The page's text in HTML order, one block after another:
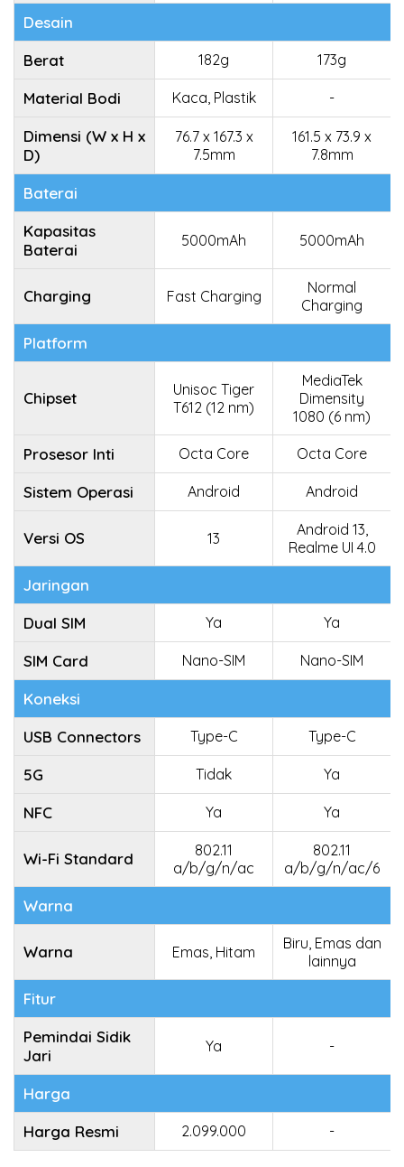
Desain
Berat
182g 173g
Material Bodi Kaca, Plastik -
Dimensi (W x H x
D)
76.7 x 167.3 x
7.5mm
161.5 x 73.9 x
7.8mm
Baterai
Kapasitas
Baterai
5000mAh 5000mAh
Charging Fast Charging
Normal
Charging
Platform
Chipset
Unisoc Tiger
T612 (12 nm)
MediaTek
Dimensity
1080 (6 nm)
Prosesor Inti Octa Core Octa Core
Sistem Operasi Android Android
Versi OS 13
Android 13,
Realme UI 4.0
Jaringan
Dual SIM
Ya Ya
SIM Card Nano-SIM Nano-SIM
Koneksi
USB Connectors
Type-C Type-C
5G Tidak Ya
NFC Ya Ya
Wi-Fi Standard
802.11
a/b/g/n/ac
802.11
a/b/g/n/ac/6
Warna
Warna Emas, Hitam
Biru, Emas dan
lainnya
Fitur
Pemindai Sidik
Jari
Ya -
Harga
Harga Resmi
2.099.000 -